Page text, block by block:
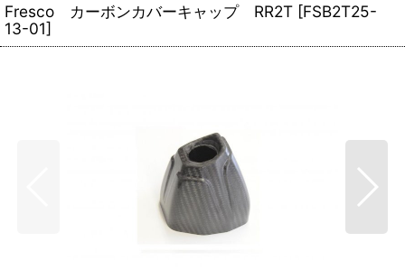
Fresco カーボンカバーキャップ RR2T [FSB2T25-
13-01]